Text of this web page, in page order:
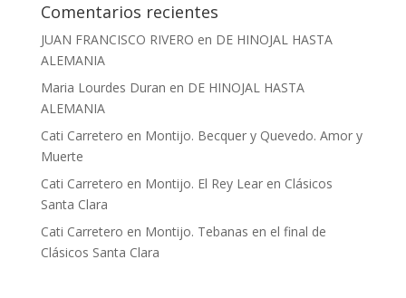
Comentarios recientes
JUAN FRANCISCO RIVERO en DE HINOJAL HASTA
ALEMANIA
Maria Lourdes Duran en DE HINOJAL HASTA
ALEMANIA
Cati Carretero en Montijo. Becquer y Quevedo. Amor y
Muerte
Cati Carretero en Montijo. El Rey Lear en Clásicos
Santa Clara
Cati Carretero en Montijo. Tebanas en el final de
Clásicos Santa Clara